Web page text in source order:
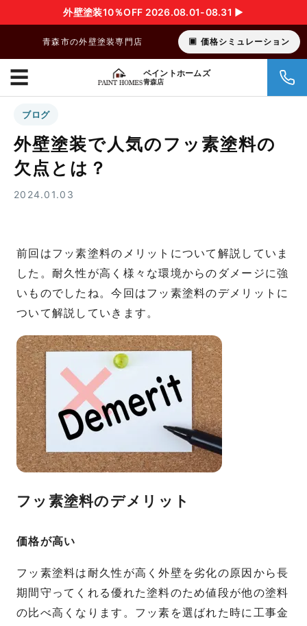
外壁塗装10％OFF 2026.08.01-08.31 ▶︎
青森市の外壁塗装専門店 価格シミュレーション
ペイントホームズ
青森店
☰
ブログ
外壁塗装で人気のフッ素塗料の
欠点とは？
2024.01.03
前回はフッ素塗料のメリットについて解説していま
した。耐久性が高く様々な環境からのダメージに強
いものでしたね。今回はフッ素塗料のデメリットに
ついて解説していきます。
フッ素塗料のデメリット
価格が高い
フッ素塗料は耐久性が高く外壁を劣化の原因から長
期間守ってくれる優れた塗料のため値段が他の塗料
の比べ高くなります。フッ素を選ばれた時に工事金